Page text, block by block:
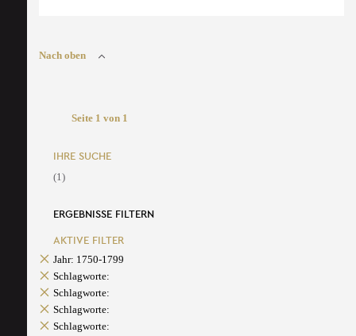
Nach oben
Seite 1 von 1
IHRE SUCHE
(1)
ERGEBNISSE FILTERN
AKTIVE FILTER
Jahr: 1750-1799
Schlagworte:
Schlagworte:
Schlagworte:
Schlagworte: